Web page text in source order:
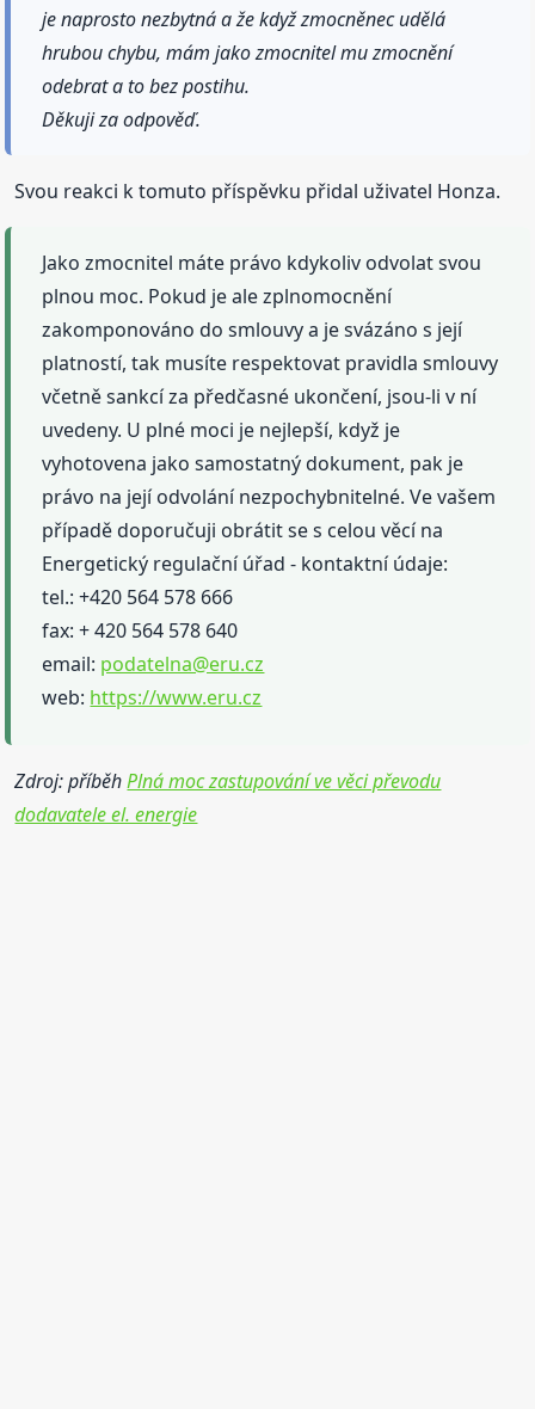
je naprosto nezbytná a že když zmocněnec udělá
hrubou chybu, mám jako zmocnitel mu zmocnění
odebrat a to bez postihu.
Děkuji za odpověď.
Svou reakci k tomuto příspěvku přidal uživatel Honza.
Jako zmocnitel máte právo kdykoliv odvolat svou
plnou moc. Pokud je ale zplnomocnění
zakomponováno do smlouvy a je svázáno s její
platností, tak musíte respektovat pravidla smlouvy
včetně sankcí za předčasné ukončení, jsou-li v ní
uvedeny. U plné moci je nejlepší, když je
vyhotovena jako samostatný dokument, pak je
právo na její odvolání nezpochybnitelné. Ve vašem
případě doporučuji obrátit se s celou věcí na
Energetický regulační úřad - kontaktní údaje:
tel.: +420 564 578 666
fax: + 420 564 578 640
email: podatelna@eru.cz
web: https://www.eru.cz
Zdroj: příběhPlná moc zastupování ve věci převodu
dodavatele el. energie